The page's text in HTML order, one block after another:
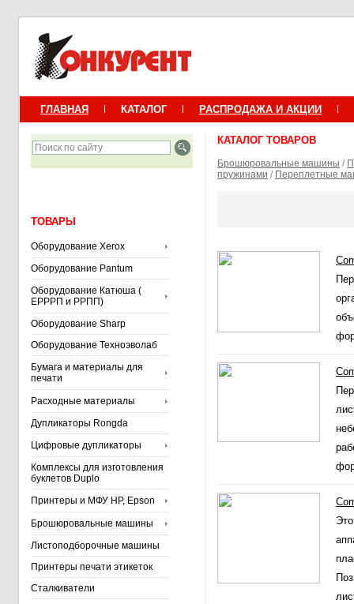
ГЛАВНАЯ КАТАЛОГ РАСПРОДАЖА И АКЦИИ
ТОВАРЫ
Оборудование Xerox
Оборудование Pantum
Оборудование Катюша (
ЕРРРП и РРПП)
Оборудование Sharp
Оборудование Техноэволаб
Бумага и материалы для
печати
Расходные материалы
Дупликаторы Rongda
Цифровые дупликаторы
Комплексы для изготовления
буклетов Duplo
Принтеры и МФУ HP, Epson
Брошюровальные машины
Листоподборочные машины
Принтеры печати этикеток
Сталкиватели
КАТАЛОГ ТОВАРОВ
Брошюровальные машины /
пружинами / Переплетные